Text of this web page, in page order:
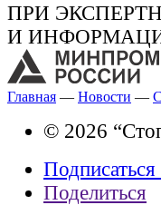
ПРИ
И
Главная — Новости —
© 2026
Поделиться